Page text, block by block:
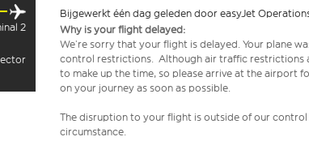
2
Bijgewerkt één dag geleden door easyJet
Why is your flight delayed:
We’re sorry that your flight is delayed. Your plane
control restrictions. Although air traffic restrictions
to make up the time, so please arrive at the airport
on your journey as soon as possible.
The disruption to your flight is outside of our
circumstance.